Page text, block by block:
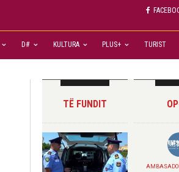
D# KULTURA PLUS+ TURIST
TË FUNDIT